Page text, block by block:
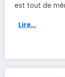
est tout de
Lire…